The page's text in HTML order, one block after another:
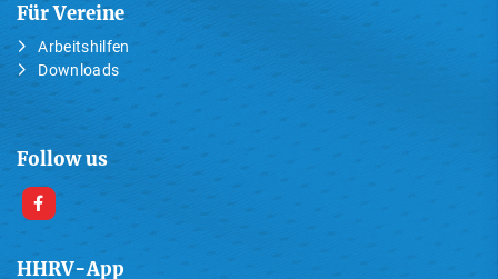
Für Vereine
Arbeitshilfen
Downloads
Follow us
HHRV-App